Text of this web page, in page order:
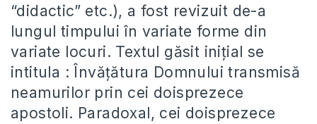
“didactic” etc.), a fost revizuit de-a
lungul timpului în variate forme din
variate locuri. Textul găsit inițial se
intitula : Învățătura Domnului transmisă
neamurilor prin cei doisprezece
apostoli. Paradoxal, cei doisprezece